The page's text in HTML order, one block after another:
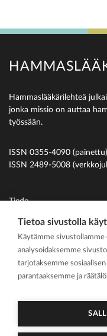
Hammaslääkärilehteä
jonka missio on auttaa
työssään.
ISSN 0355-4090 (painettu)
ISSN 2489-5008
Tiede
Uutiset
Ihmiset
På svenska
Kirjoitusohjeet
Tietoa sivustolla
Käytämme
analysoidaksemme
tarjotaksemme
parantaaksemme ja